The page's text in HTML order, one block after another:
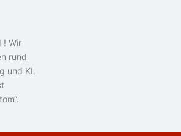
! Wir
rund
und KI.